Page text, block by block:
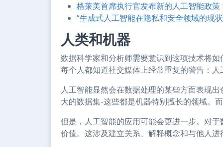
格莱美首席执行官发布新的人工智能政策
“生成式人工智能在隐私和安全领域的现
人类和机器
数据科学家和分析师需要意识到这项技术将
每个人都知道社交媒体上经常重复的警告：
人工智能显然会在数据处理的某些方面表现
大的数据集-这些都是机器特别擅长的领域。
但是，人工智能的应用可能会更进一步。对
价值。这涉及建立关系、解释概念和与他人进